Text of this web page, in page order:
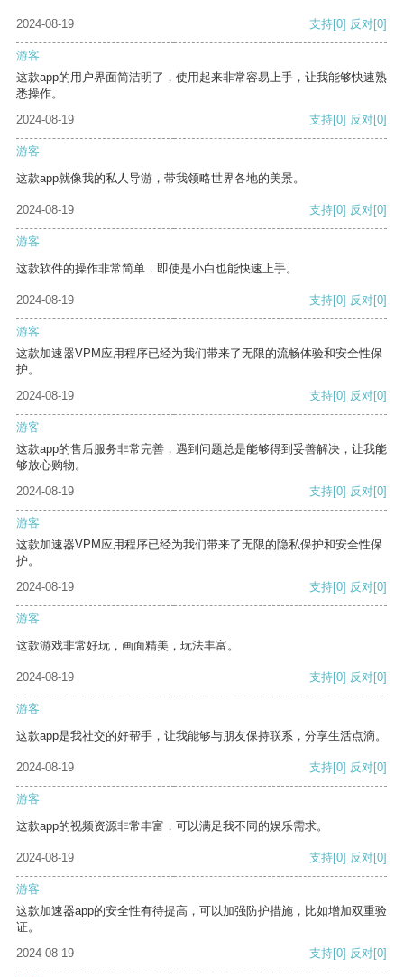
2024-08-19 支持[0] 反对[0]
游客
这款app的用户界面简洁明了，使用起来非常容易上手，让我能够快速熟
悉操作。
2024-08-19
支持[0] 反对[0]
游客
这款app就像我的私人导游，带我领略世界各地的美景。
2024-08-19 支持[0] 反对[0]
游客
这款软件的操作非常简单，即使是小白也能快速上手。
2024-08-19 支持[0] 反对[0]
游客
这款加速器VPM应用程序已经为我们带来了无限的流畅体验和安全性保
护。
2024-08-19
支持[0] 反对[0]
游客
这款app的售后服务非常完善，遇到问题总是能够得到妥善解决，让我能
够放心购物。
2024-08-19
支持[0] 反对[0]
游客
这款加速器VPM应用程序已经为我们带来了无限的隐私保护和安全性保
护。
2024-08-19
支持[0] 反对[0]
游客
这款游戏非常好玩，画面精美，玩法丰富。
2024-08-19 支持[0] 反对[0]
游客
这款app是我社交的好帮手，让我能够与朋友保持联系，分享生活点滴。
2024-08-19 支持[0] 反对[0]
游客
这款app的视频资源非常丰富，可以满足我不同的娱乐需求。
2024-08-19 支持[0] 反对[0]
游客
这款加速器app的安全性有待提高，可以加强防护措施，比如增加双重验
证。
2024-08-19
支持[0] 反对[0]